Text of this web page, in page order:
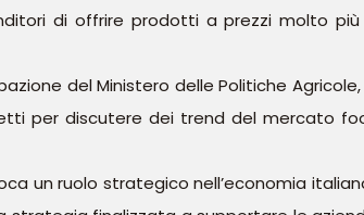
di offrire prodotti a prezzi molto
del Ministero delle Politiche
per discutere dei trend del mercato
un ruolo strategico nell’economia